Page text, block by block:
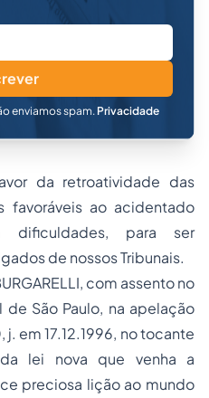
enviamos spam. Privacidade
da retroatividade das
favoráveis ao acidentado
dificuldades, para ser
de nossos Tribunais.
com assento no
de São Paulo, na apelação
em 17.12.1996, no tocante
lei nova que venha a
preciosa lição ao mundo